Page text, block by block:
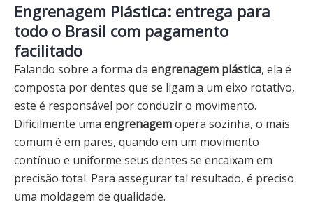
Engrenagem Plástica: entrega para
todo o Brasil com pagamento
facilitado
Falando sobre a forma da engrenagem plástica, ela é
composta por dentes que se ligam a um eixo rotativo,
este é responsável por conduzir o movimento.
Dificilmente uma engrenagemopera sozinha, o mais
comum é em pares, quando em um movimento
contínuo e uniforme seus dentes se encaixam em
precisão total. Para assegurar tal resultado, é preciso
uma moldagem de qualidade.